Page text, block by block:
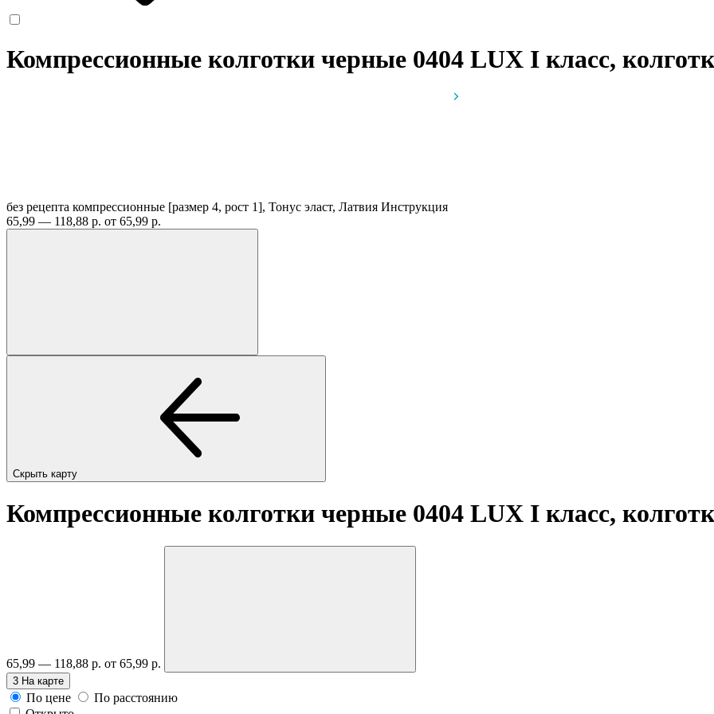
Компрессионные колготки черные 0404 LUX I класс,
без рецепта компрессионные [размер 4, рост 1], Тонус эласт, Латвия Инструкция
65,99 — 118,88 р. от 65,99 р.
Скрыть карту
Компрессионные колготки черные 0404 LUX I класс,
65,99 — 118,88 р. от 65,99 р.
3 На карте
По цене
По расстоянию